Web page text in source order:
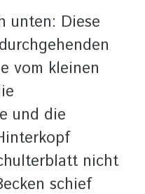
unten: Diese
vom kleinen
und die
nicht
schief